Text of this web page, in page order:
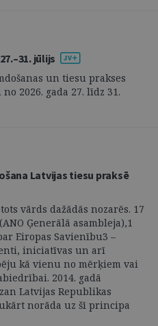
jūlijs
un tiesu prakses
2026. gada 27. līdz 31.
Latvijas tiesu praksē
vārds dažādās nozarēs. 17
Ģenerālā asambleja),1
Eiropas Savienību3 –
iniciatīvas un arī
kā vienu no mērķiem vai
2014. gadā
Latvijas Republikas
norāda uz šī principa